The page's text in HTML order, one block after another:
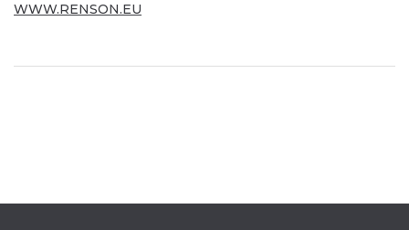
WWW.RENSON.EU